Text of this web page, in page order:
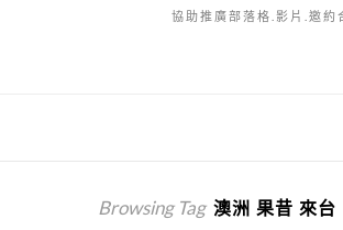
協助推廣部落格.影片.邀
Browsing Tag 澳洲 果昔 來台